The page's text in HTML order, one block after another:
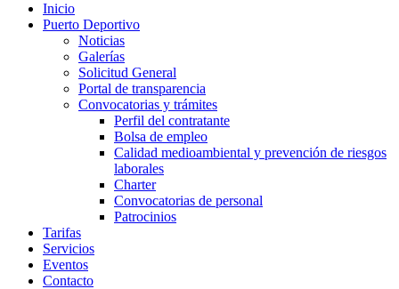
Inicio
Puerto Deportivo
Noticias
Galerías
Solicitud General
Portal de transparencia
Convocatorias y trámites
Perfil del contratante
Bolsa de empleo
Calidad medioambiental y prevención de riesgos
laborales
Charter
Convocatorias de personal
Patrocinios
Tarifas
Servicios
Eventos
Contacto